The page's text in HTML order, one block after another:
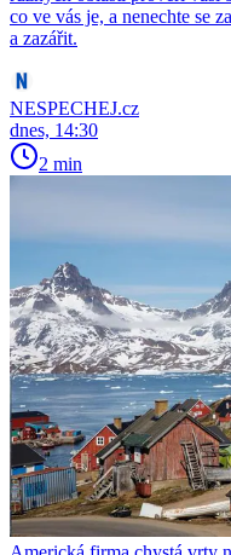
co ve vás je, a nenechte se
a zazářit.
NESPECHEJ.cz
dnes, 14:30
2 min